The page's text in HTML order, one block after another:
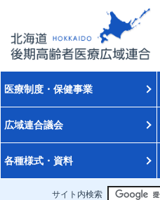
医療制度・保健事業
広域連合議会
各種様式・資料
サイト内検索